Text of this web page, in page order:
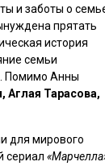
и заботы о
прятать
история
семьи
Помимо Анны
Аглая Тарасова,
для мирового
сериал